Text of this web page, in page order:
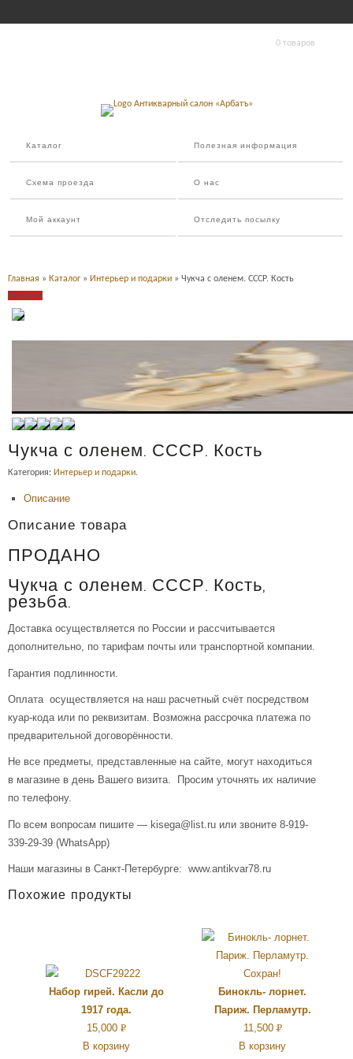
0 товаров
Каталог Полезная информация
Схема проезда О нас
Мой аккаунт Отследить посылку
Главная » Каталог » Интерьер и подарки » Чукча с оленем. СССР. Кость
Продано
Чукча с оленем. СССР. Кость
Категория: Интерьер и подарки.
Описание
Описание товара
ПРОДАНО
Чукча с оленем. СССР. Кость,
резьба.
Доставка осуществляется по России и рассчитывается
дополнительно, по тарифам почты или транспортной компании.
Гарантия подлинности.
Оплата осуществляется на наш расчетный счёт посредством
куар-кода или по реквизитам. Возможна рассрочка платежа по
предварительной договорённости.
Не все предметы, представленные на сайте, могут находиться
в магазине в день Вашего визита. Просим уточнять их наличие
по телефону.
По всем вопросам пишите — kisega@list.ru или звоните 8-919-
339-29-39 (WhatsApp)
Наши магазины в Санкт-Петербурге: www.antikvar78.ru
Похожие продукты
Набор гирей. Касли до
1917 года.
15,000 Р
УБ.
В корзину
Бинокль- лорнет.
Париж. Перламутр.
11,500Р
УБ.
В корзину